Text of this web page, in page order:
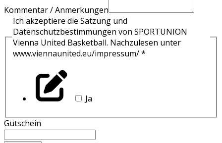
Kommentar / Anmerkungen
Ich akzeptiere die Satzung und
Datenschutzbestimmungen von SPORTUNION
Vienna United Basketball. Nachzulesen unter
www.viennaunited.eu/impressum/*
Ja
Gutschein